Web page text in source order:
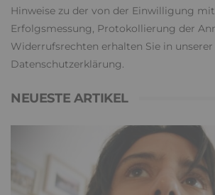
Hinweise zu der von der Einwilligung
Erfolgsmessung, Protokollierung der
Widerrufsrechten erhalten Sie in unserer
Datenschutzerklärung.
NEUESTE ARTIKEL